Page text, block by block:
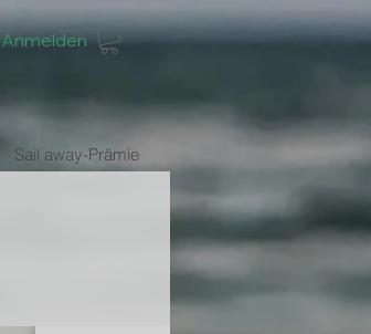
Anmelden
Sail away-Prämie